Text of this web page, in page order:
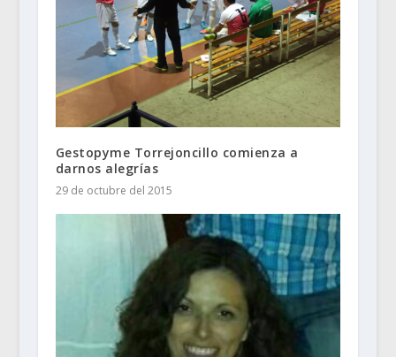
Gestopyme Torrejoncillo comienza a
darnos alegrías
29 de octubre del 2015